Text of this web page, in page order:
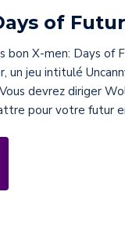
of
bon X-men: Days of
un jeu intitulé
devrez diriger
pour votre futur